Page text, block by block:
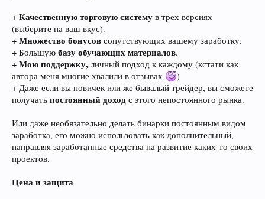
+ Качественную торговую систему в трех версиях
(выберите на ваш вкус).
+ Множество бонусов сопутствующих вашему заработку.
+ Большую базу обучающих материалов.
+ Мою поддержку, личный подход к каждому (кстати как
автора меня многие хвалили в отзывах
)
+ Даже если вы новичек или же бывалый трейдер, вы сможете
получать постоянный доход с этого непостоянного рынка.
Или даже необязательно делать бинарки постоянным видом
заработка, его можно использовать как дополнительный,
направляя заработанные средства на развитие каких-то своих
проектов.
Цена и защита